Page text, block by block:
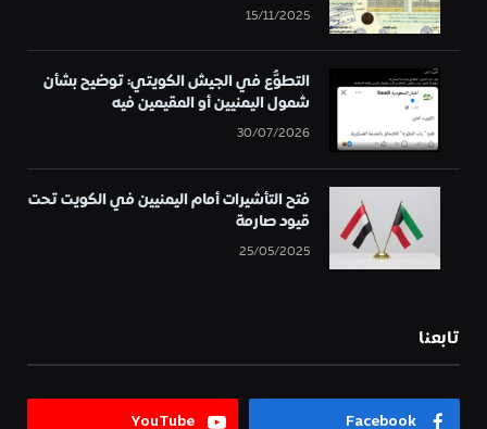
15/11/2025
التطوُّع في الجيش الكويتي: توضيح بشأن
شمول اليمنيين أو المقيمين فيه
30/07/2026
فتح التأشيرات أمام اليمنيين في الكويت تحت
قيود صارمة
25/05/2025
تابعنا
Facebook
YouTube